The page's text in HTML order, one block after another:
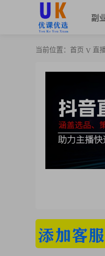
副
当前位置： 首页 直